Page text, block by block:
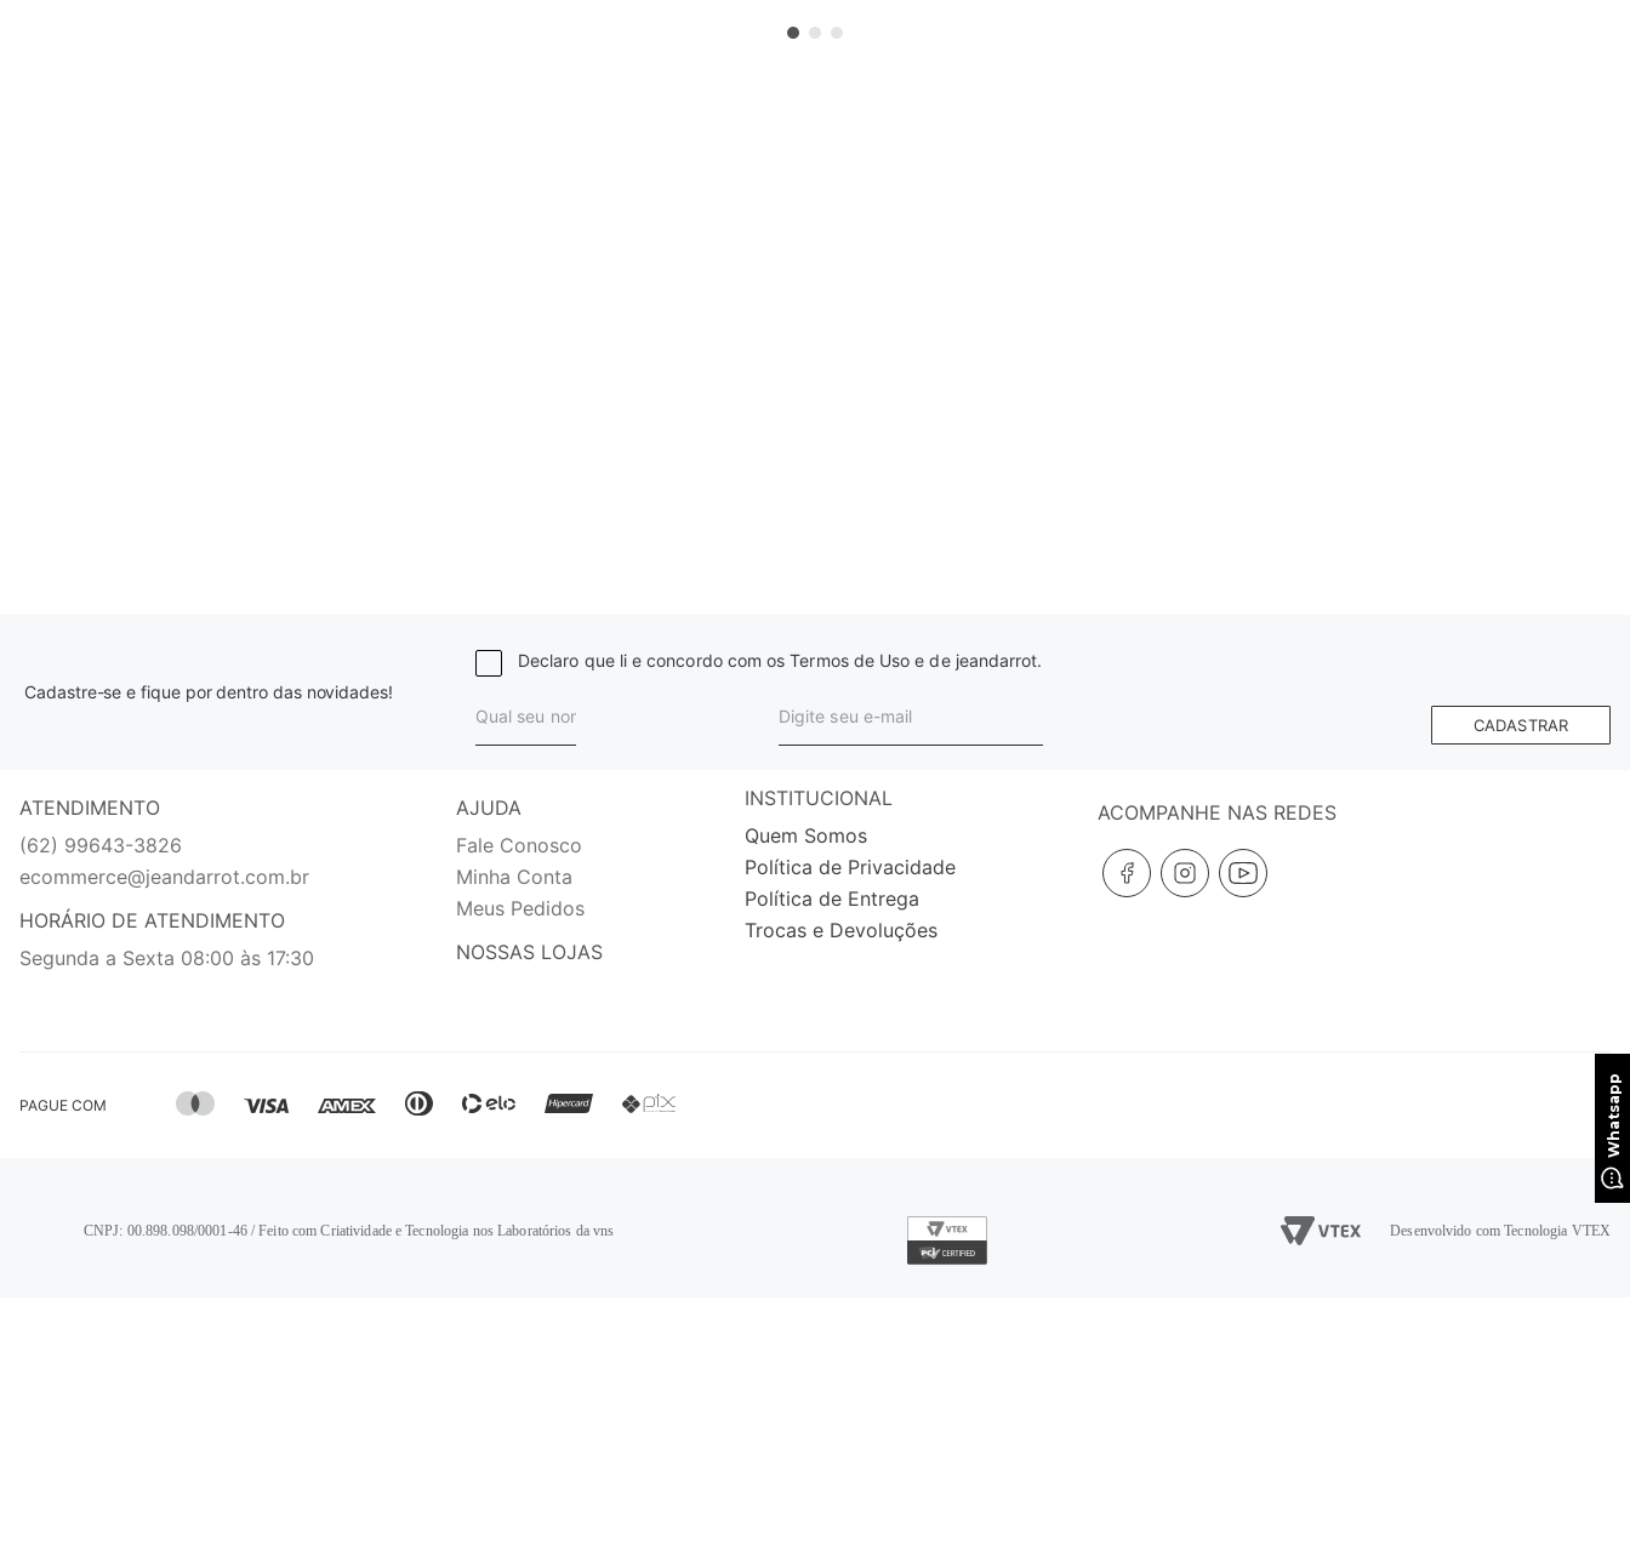
Cadastre-se e fique por dentro das novidades!
Declaro que li e concordo com os Termos de Uso e de jeandarrot.
CADASTRAR
ATENDIMENTO
(62) 99643-3826
ecommerce@jeandarrot.com.br
HORÁRIO DE ATENDIMENTO
Segunda a Sexta 08:00 às 17:30
AJUDA
Fale Conosco
Minha Conta
Meus Pedidos
NOSSAS LOJAS
INSTITUCIONAL
Quem Somos
Política de Privacidade
Política de Entrega
Trocas e Devoluções
ACOMPANHE NAS REDES
PAGUE COM
CNPJ: 00.898.098/0001-46 / Feito com Criatividade e Tecnologia nos Laboratórios da vns Desenvolvido com Tecnologia VTEX